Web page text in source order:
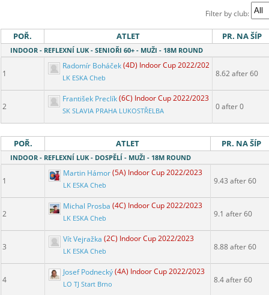
Filter by club:
POŘ. ATLET PR. NA ŠÍP
INDOOR - REFLEXNÍ LUK - SENIOŘI 60+ - MUŽI - 18M ROUND
1
Radomír Boháček(4D) Indoor Cup 2022/2023
LK ESKA Cheb 8.62 after 60
2
František Preclík(6C) Indoor Cup 2022/2023
SK SLAVIA PRAHA LUKOSTŘELBA 0 after 0
POŘ. ATLET PR. NA ŠÍP
INDOOR - REFLEXNÍ LUK - DOSPĚLÍ - MUŽI - 18M ROUND
1
Martin Hámor(5A) Indoor Cup 2022/2023
LK ESKA Cheb 9.43 after 60
2
Michal Prosba (4C) Indoor Cup 2022/2023
LK ESKA Cheb 9.1 after 60
3
Vít Vejražka (2C) Indoor Cup 2022/2023
LK ESKA Cheb 8.88 after 60
4
Josef Podnecký(4A) Indoor Cup 2022/2023
LO TJ Start Brno 8.4 after 60